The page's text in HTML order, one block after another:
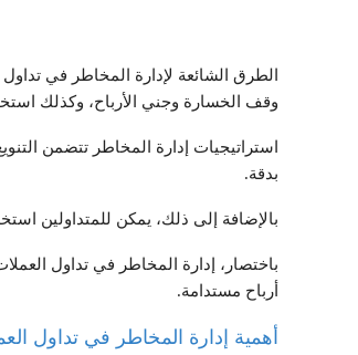
الطرق الشائعة لإدارة المخاطر في
وقف الخسارة وجني الأرباح، وكذلك
استراتيجيات إدارة المخاطر تتضمن
بدقة.
بالإضافة إلى ذلك، يمكن للمتداولين
باختصار، إدارة المخاطر في تداول
أرباح مستدامة.
أهمية إدارة المخاطر في تداول